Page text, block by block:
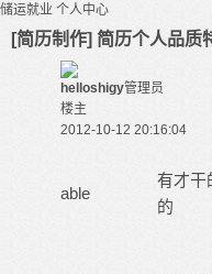
储运就业 个人中心
[简历制作] 简历个人品质
helloshigy管理员
楼主
2012-10-12 20:16:04
able
有才干
的